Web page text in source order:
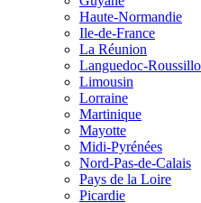
Haute-Normandie
Ile-de-France
La Réunion
Languedoc-
Limousin
Lorraine
Martinique
Mayotte
Midi-Pyrénées
Nord-Pas-de-Calais
Pays de la Loire
Picardie